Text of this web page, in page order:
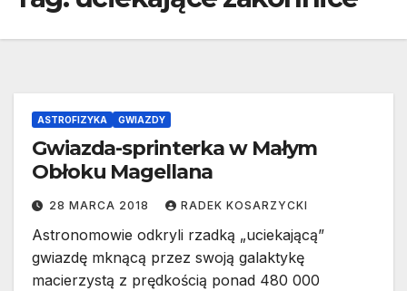
ASTROFIZYKA GWIAZDY
Gwiazda-sprinterka w Małym
Obłoku Magellana
28 MARCA 2018 RADEK KOSARZYCKI
Astronomowie odkryli rzadką „uciekającą”
gwiazdę mknącą przez swoją galaktykę
macierzystą z prędkością ponad 480 000